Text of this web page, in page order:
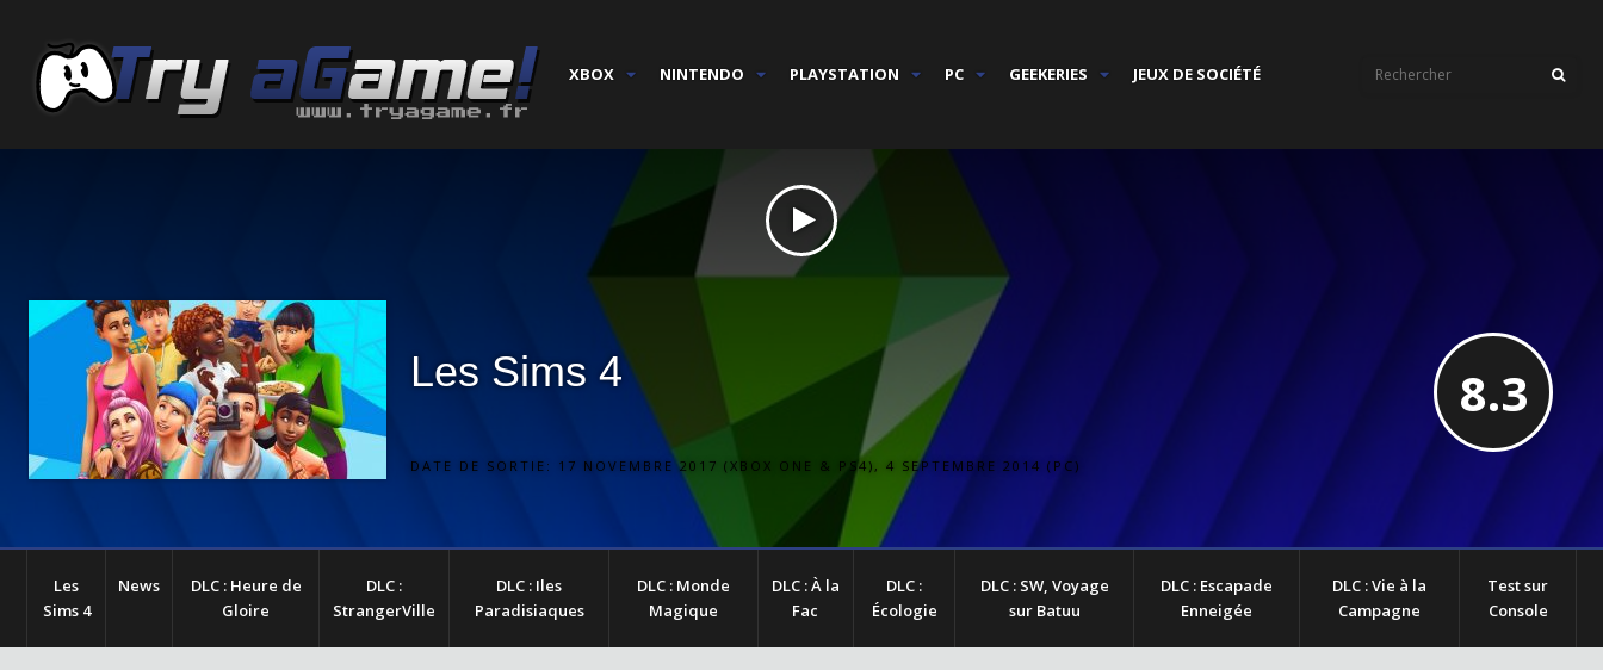
XBOX NINTENDO PLAYSTATION PC GEEKERIES JEUX DE SOCIÉTÉ
Les Sims 4
DATE DE SORTIE: 17 NOVEMBRE 2017 (XBOX ONE & PS4), 4 SEPTEMBRE 2014 (PC)
8.3
Les
Sims 4
News
DLC : Heure de
Gloire
DLC :
StrangerVille
DLC : Iles
Paradisiaques
DLC : Monde
Magique
DLC : À la
Fac
DLC :
Écologie
DLC : SW, Voyage
sur Batuu
DLC : Escapade
Enneigée
DLC : Vie à la
Campagne
Test sur
Console